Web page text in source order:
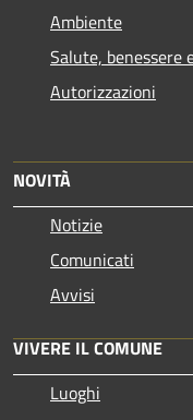
Ambiente
Salute, benessere
Autorizzazioni
NOVITÀ
Notizie
Comunicati
Avvisi
VIVERE IL COMUNE
Luoghi